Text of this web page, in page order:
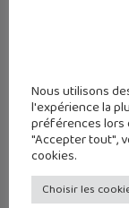
Article
Sortie
deux
Nous utilisons
l'expérience la
préférences lors
"Accepter tout",
cookies.
Choisir les